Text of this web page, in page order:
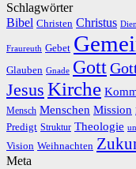
Schlagwörter
Bibel Christen Christus
Fraureuth Gebet
Glauben Gnade Gott
Jesus Kirche
Mensch Menschen Mission
Predigt Struktur Theologie
Vision Weihnachten
Meta